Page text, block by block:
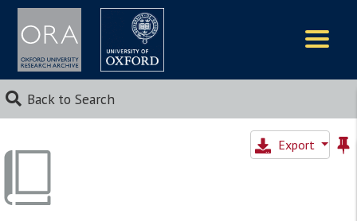
Back to Search
Export